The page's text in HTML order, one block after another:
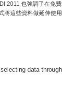
2011 也強調了在免
這些資料做延伸使用
data through